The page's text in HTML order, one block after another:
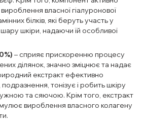
власної гіалуронової
білків, які беруть участь у
шкіри, надаючи їй особливої
– сприяє прискоренню процесу
ділянок, значно зміцнює та надає
екстракт ефективно
тонізує і робить шкіру
та сяючою. Крім того, екстракт
вироблення власного колагену